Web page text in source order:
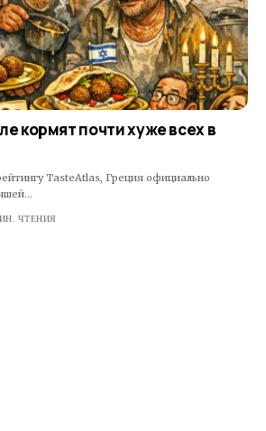
кормят почти хуже всех в
TasteAtlas, Греция официально
ЧТЕНИЯ